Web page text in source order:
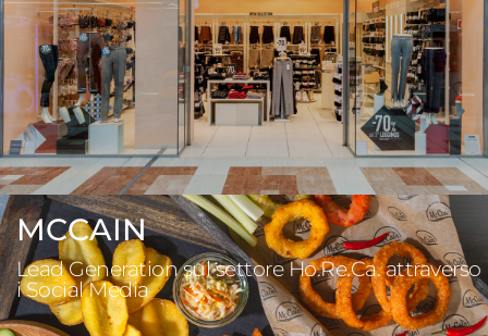
MCCAIN
Lead Generation sul settore Ho.Re.Ca. attraverso
i Social Media